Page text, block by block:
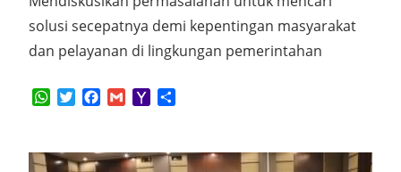
solusi secepatnya demi kepentingan masyarakat
dan pelayanan di lingkungan pemerintahan
WhatsApp
TwitterFacebook
GmailYahoo